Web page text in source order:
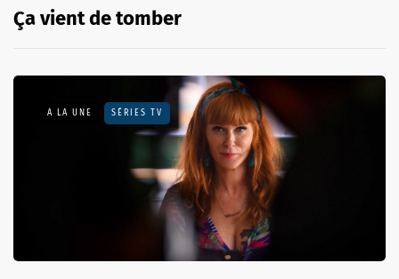
Ça vient de tomber
A LA UNE SÉRIES TV